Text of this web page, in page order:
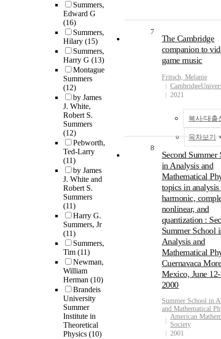
Summers,
Edward G
(16)
Summers,
Hilary (15)
Summers,
Harry G (13)
Montague
Summers
(12)
by James
J. White,
Robert S.
Summers
(12)
Pebworth,
Ted-Larry
(11)
by James
J. White and
Robert S.
Summers
(11)
Harry G.
Summers, Jr
(11)
Summers,
Tim (11)
Newman,
William
Herman (10)
Brandeis
University
Summer
Institute in
Theoretical
Physics (10)
7
The Cambridge
companion to
game music
Fritsch, Melanie
2021
복사/대출
목차보기
8
Second Summer
in Analysis and
Mathematical
topics in analysis
harmonic,
nonlinear, and
quantization :
Summer School
Analysis and
Mathematical
Cuernavaca
Mexico, June
2000
Summer School in
and Mathematical
American
Society
2001